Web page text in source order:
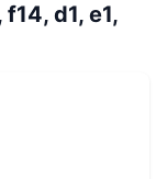
d1, e1,